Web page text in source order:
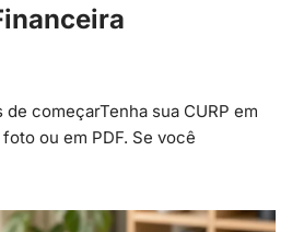
de começarTenha sua CURP em
ou em PDF. Se você